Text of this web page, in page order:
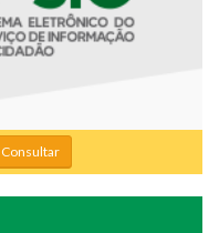
Consultar